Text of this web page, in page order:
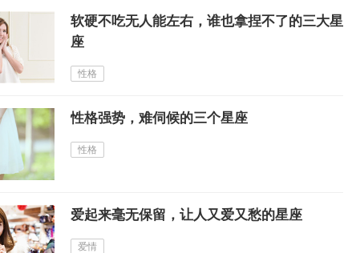
软硬不吃无人能左右，谁也拿捏不了的三大星
座
性格
性格强势，难伺候的三个星座
性格
爱起来毫无保留，让人又爱又愁的星座
爱情